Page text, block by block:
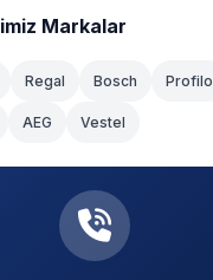
Markalar
Regal Bosch Profilo
AEG Vestel